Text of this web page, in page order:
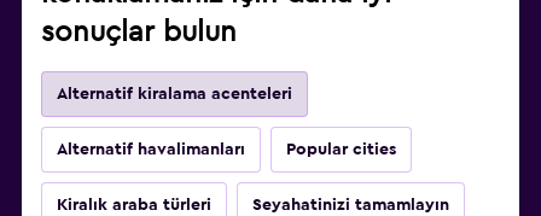
sonuçlar bulun
Alternatif kiralama acenteleri
Alternatif havalimanları Popular cities
Kiralık araba türleri Seyahatinizi tamamlayın